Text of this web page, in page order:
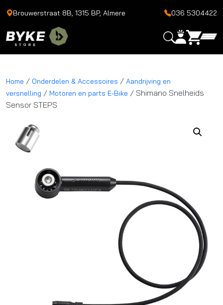
Brouwerstraat 8B, 1315 BP, Almere 036 5304422
Home / Onderdelen & Accessoires / Aandrijving en
versnelling / Motoren en parts E-Bike / Shimano Snelheids
Sensor STEPS